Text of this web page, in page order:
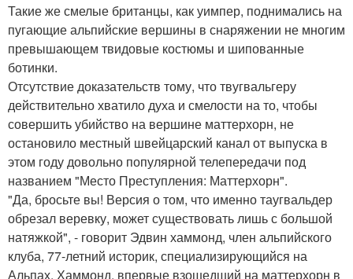
Такие же смелые британцы, как уимпер, поднимались на
пугающие альпийские вершины в снаряжении не многим
превышающем твидовые костюмы и шипованные
ботинки.
Отсутствие доказательств тому, что твугвальгеру
действительно хватило духа и смелости на то, чтобы
совершить убийство на вершине маттерхорн, не
остановило местный швейцарский канал от выпуска в
этом году довольно популярной телепередачи под
названием "Место Преступления: Маттерхорн".
"Да, бросьте вы! Версия о том, что именно таугвальдер
обрезал веревку, может существовать лишь с большой
натяжкой", - говорит Эдвин хаммонд, член альпийского
клуба, 77-летний историк, специализирующийся на
Альпах. Хаммонд, впервые взошедший на маттерхорн в